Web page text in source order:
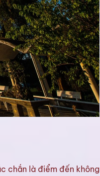
chắn là điểm đến không